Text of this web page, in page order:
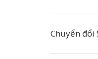
Chuyển đổi